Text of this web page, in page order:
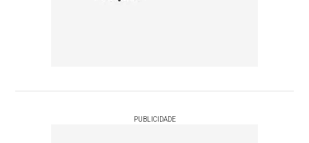
PUBLICIDADE